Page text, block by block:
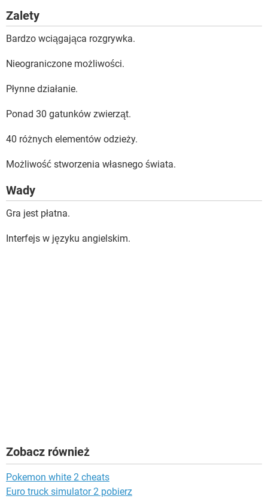
Zalety
Bardzo wciągająca rozgrywka.
Nieograniczone możliwości.
Płynne działanie.
Ponad 30 gatunków zwierząt.
40 różnych elementów odzieży.
Możliwość stworzenia własnego świata.
Wady
Gra jest płatna.
Interfejs w języku angielskim.
Zobacz również
Pokemon white 2 cheats
Euro truck simulator 2 pobierz